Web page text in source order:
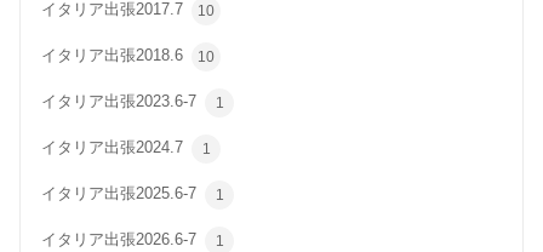
イタリア出張2017.7 10
イタリア出張2018.6 10
イタリア出張2023.6-7 1
イタリア出張2024.7 1
イタリア出張2025.6-7 1
イタリア出張2026.6-7 1